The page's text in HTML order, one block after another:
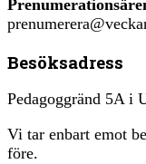
Besöksadress
Pedagoggränd 5A i
Vi tar enbart emot
före.